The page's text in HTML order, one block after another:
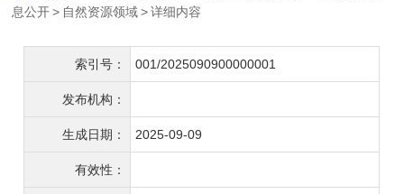
息公开 > 自然资源领域 > 详细内容
索引号： 001/2025090900000001
发布机构：
生成日期： 2025-09-09
有效性：